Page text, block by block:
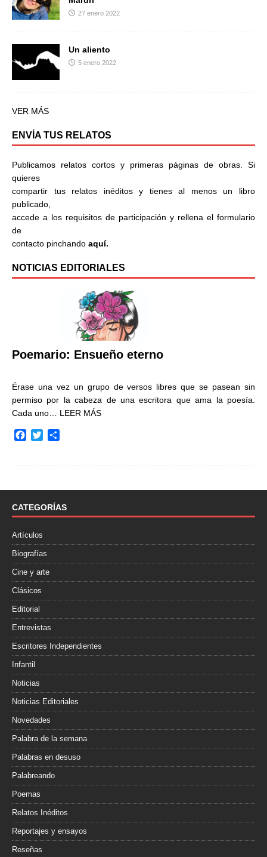
27 enero 2022
Un aliento
5 enero 2022
VER MÁS
ENVÍA TUS RELATOS
Publicamos relatos cortos y primeras páginas de obras. Si
quieres
compartir tus relatos inéditos y tienes al menos un libro
publicado,
accede a los requisitos de participación y rellena el formulario
de
contacto pinchando aquí.
NOTICIAS EDITORIALES
Poemario: Ensueño eterno
Érase una vez un grupo de versos libres que se pasean sin
permiso por la cabeza de una escritora que ama la poesía.
Cada uno… LEER MÁS
o
k
r
t
i
CATEGORÍAS
Artículos
Biografías
Cine y arte
Clásicos
Editorial
Entrevistas
Escritores Independientes
Infantil
Noticias
Noticias Editoriales
Novedades
Palabra de la semana
Palabras en desuso
Palabreando
Poemas
Relatos Inéditos
Reportajes y ensayos
Reseñas